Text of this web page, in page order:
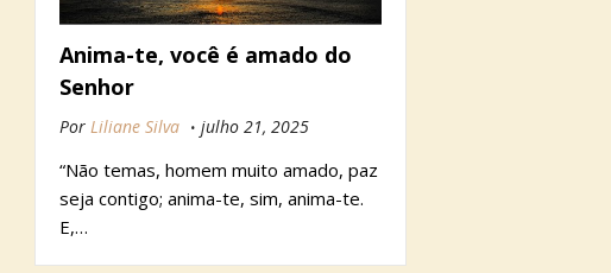
Anima-te, você é amado do
Senhor
Por Liliane Silva julho 21, 2025
“Não temas, homem muito amado, paz
seja contigo; anima-te, sim, anima-te.
E,…